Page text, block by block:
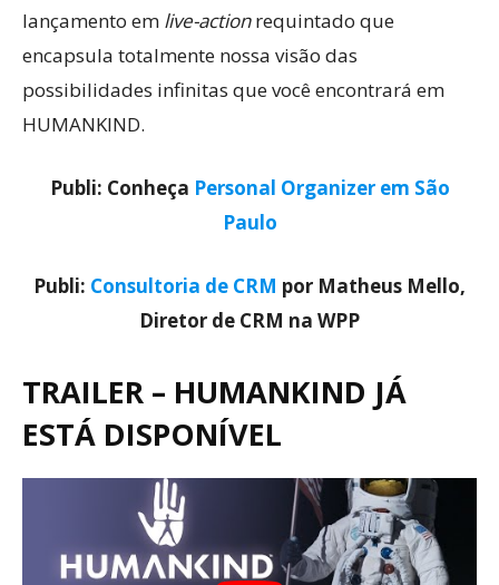
lançamento em live-actionrequintado que
encapsula totalmente nossa visão das
possibilidades infinitas que você encontrará em
HUMANKIND.
Publi: Conheça Personal Organizer em São
Paulo
Publi: Consultoria de CRM por Matheus Mello,
Diretor de CRM na WPP
TRAILER – HUMANKIND JÁ
ESTÁ DISPONÍVEL